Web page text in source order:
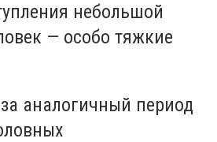
небольшой
— особо тяжкие
аналогичный период